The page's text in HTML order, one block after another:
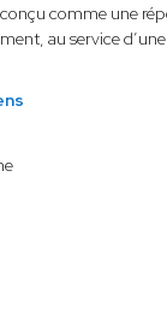
comme une
au service